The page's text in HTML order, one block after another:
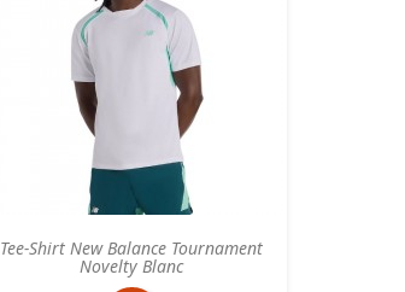
Tee-Shirt New Balance Tournament
Novelty Blanc